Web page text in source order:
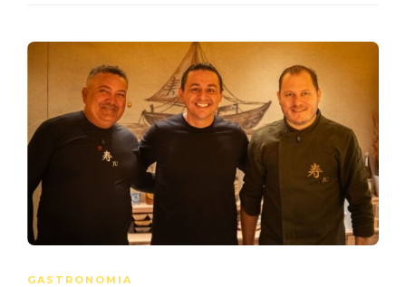
GASTRONOMIA